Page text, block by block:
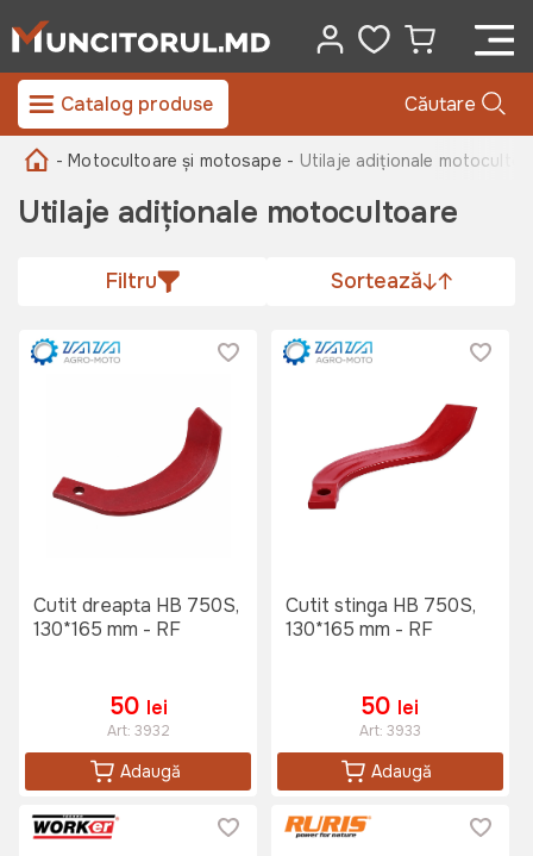
Catalog produse Căutare
- Motocultoare și motosape - Utilaje adiționale
Utilaje adiționale motocultoare
Filtru Sortează
Cutit dreapta HB 750S,
130*165 mm - RF
50 lei
Art: 3932
Adaugă
Cutit stinga HB 750S,
130*165 mm - RF
50 lei
Art: 3933
Adaugă